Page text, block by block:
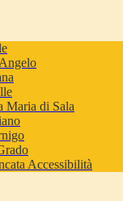
Maria di Sala
Accessibilità